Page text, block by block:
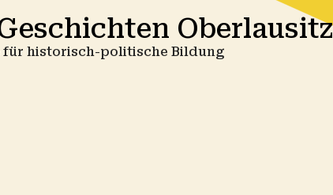
Oberlausitz
für historisch-politische Bildung